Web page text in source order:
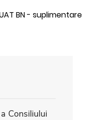
BN - suplimentare
Consiliului